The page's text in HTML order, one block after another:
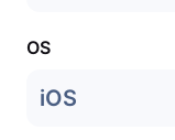
OS
iOS